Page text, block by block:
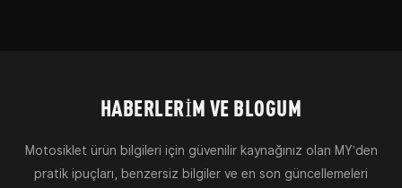
HABERLERIM VE BLOGUM
Motosiklet ürün bilgileri için güvenilir kaynağınız olan MY'den
pratik ipuçları, benzersiz bilgiler ve en son güncellemeleri